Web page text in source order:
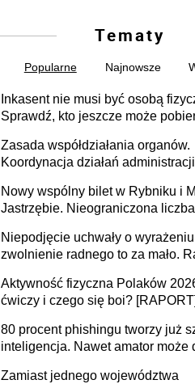
Tematy
Popularne Najnowsze
Inkasent nie musi być osobą
Sprawdź, kto jeszcze może
Zasada współdziałania organów.
Koordynacja działań
Nowy wspólny bilet w Rybniku i
Jastrzębie. Nieograniczona liczba
Niepodjęcie uchwały o
zwolnienie radnego to za mało.
rozstrzygać sprawy
Aktywność fizyczna Polaków
ćwiczy i czego się boi? [RAPORT]
80 procent phishingu tworzy już
inteligencja. Nawet amator może
Zamiast jednego województwa